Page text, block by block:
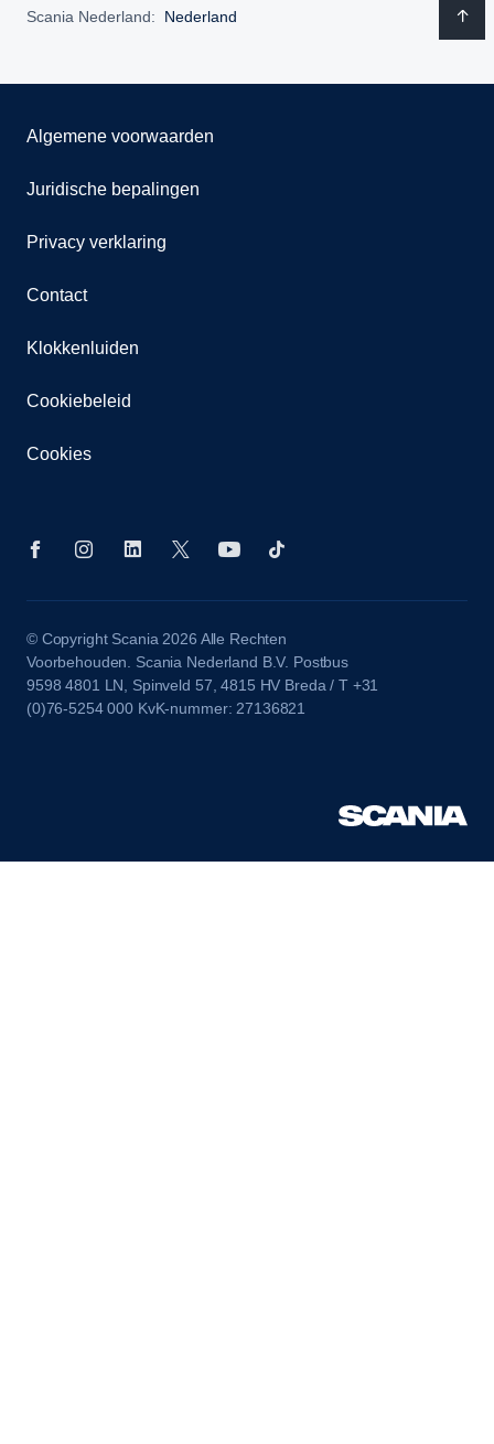
Scania Nederland: Nederland
Algemene voorwaarden
Juridische bepalingen
Privacy verklaring
Contact
Klokkenluiden
Cookiebeleid
Cookies
© Copyright Scania 2026 Alle Rechten
Voorbehouden. Scania Nederland B.V. Postbus
9598 4801 LN, Spinveld 57, 4815 HV Breda / T +31
(0)76-5254 000 KvK-nummer: 27136821